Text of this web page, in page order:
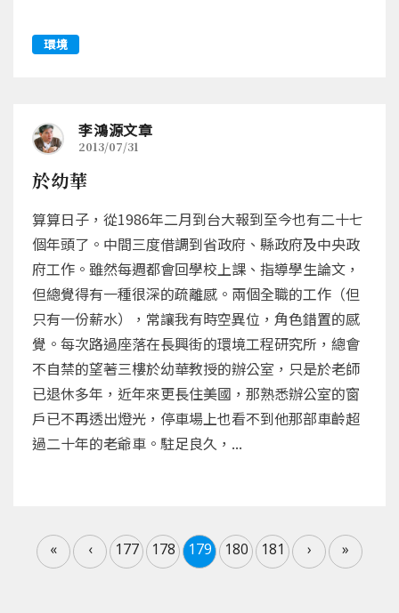
環境
李鴻源文章
2013/07/31
於幼華
算算日子，從1986年二月到台大報到至今也有二十七
個年頭了。中間三度借調到省政府、縣政府及中央政
府工作。雖然每週都會回學校上課、指導學生論文，
但總覺得有一種很深的疏離感。兩個全職的工作（但
只有一份薪水），常讓我有時空異位，角色錯置的感
覺。每次路過座落在長興街的環境工程研究所，總會
不自禁的望著三樓於幼華教授的辦公室，只是於老師
已退休多年，近年來更長住美國，那熟悉辦公室的窗
戶已不再透出燈光，停車場上也看不到他那部車齡超
過二十年的老爺車。駐足良久，...
« ‹ 177 178 179 180 181 › »